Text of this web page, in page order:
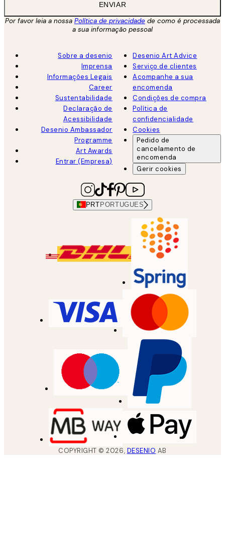
ENVIAR
Por favor leia a nossa Política de privacidade de como é processada
a sua informação pessoal
Sobre a desenio
Imprensa
Informações Legais
Career
Sustentabilidade
Declaração de
Acessibilidade
Desenio Ambassador
Programme
Art Awards
Entrar (Empresa)
Desenio Art Advice
Serviço de clientes
Acompanhe a sua
encomenda
Condições de compra
Política de
confidencialidade
Cookies
Pedido de
cancelamento de
encomenda
Gerir cookies
PRT PORTUGUES
COPYRIGHT ©2026, DESENIO AB